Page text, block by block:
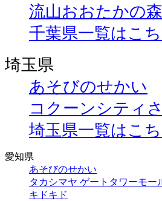
流山おおたかの
千葉県一覧はこ
埼玉県
あそびのせかい
コクーンシティ
埼玉県一覧はこ
愛知県
あそびのせかい
タカシマヤ ゲートタワーモー
キドキド